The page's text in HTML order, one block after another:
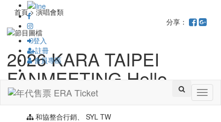
登入
註冊
會員專區
首頁 > 演唱會類
分享：
2026 KARA TAIPEI
FANMEETING Hello
Kamilia
和協整合行銷、 SYL TW